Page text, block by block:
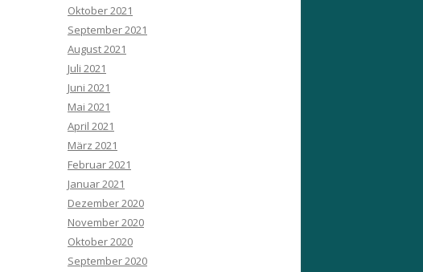
Oktober 2021
September 2021
August 2021
Juli 2021
Juni 2021
Mai 2021
April 2021
März 2021
Februar 2021
Januar 2021
Dezember 2020
November 2020
Oktober 2020
September 2020